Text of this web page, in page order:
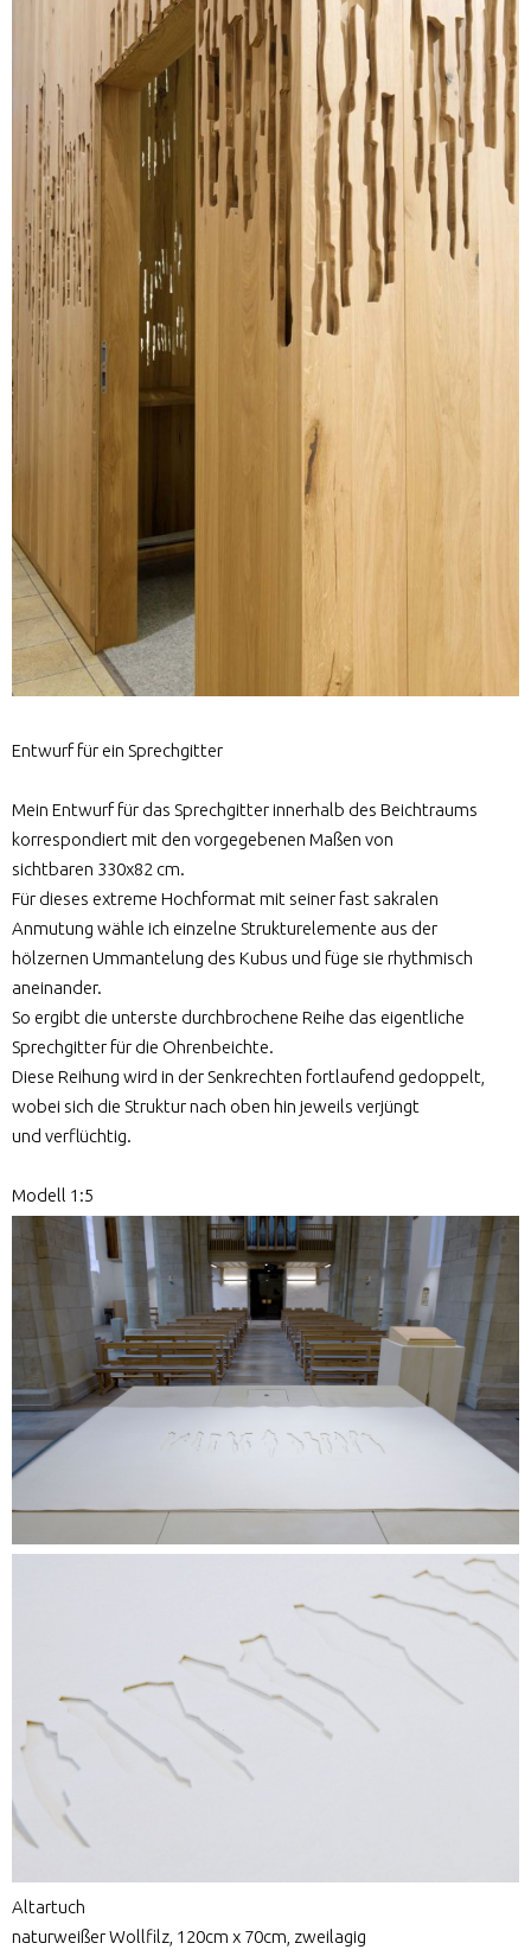
Entwurf für ein Sprechgitter
Mein Entwurf für das Sprechgitter innerhalb des Beichtraums
korrespondiert mit den vorgegebenen Maßen von
sichtbaren 330x82 cm.
Für dieses extreme Hochformat mit seiner fast sakralen
Anmutung wähle ich einzelne Strukturelemente aus der
hölzernen Ummantelung des Kubus und füge sie rhythmisch
aneinander.
So ergibt die unterste durchbrochene Reihe das eigentliche
Sprechgitter für die Ohrenbeichte.
Diese Reihung wird in der Senkrechten fortlaufend gedoppelt,
wobei sich die Struktur nach oben hin jeweils verjüngt
und verflüchtig.
Modell 1:5
Altartuch
naturweißer Wollfilz, 120cm x 70cm, zweilagig